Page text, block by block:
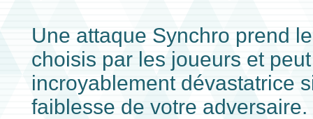
Une attaque Synchro prend
choisis par les joueurs et
incroyablement dévastatrice
faiblesse de votre adversaire.